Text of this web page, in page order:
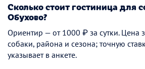
Сколько стоит гостиница для
Обухово?
Ориентир — от 1000 ₽ за сутки. Цена
собаки, района и сезона; точную
указывает в анкете.